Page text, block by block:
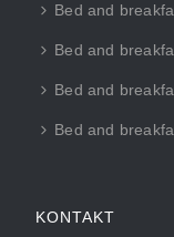
Bed and
Bed and
Bed and
Bed and
KONTAKT